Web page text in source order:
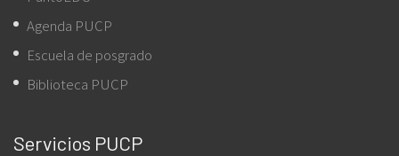
Agenda PUCP
Escuela de posgrado
Biblioteca PUCP
Servicios PUCP